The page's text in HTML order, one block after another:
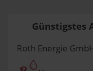
Günstigstes
Roth Energie